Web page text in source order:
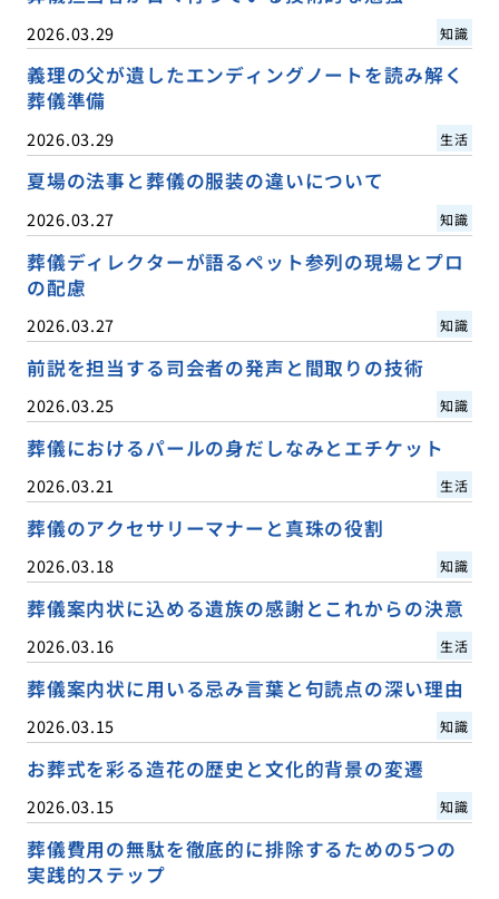
2026.03.29 知識
義理の父が遺したエンディングノートを読み解く
葬儀準備
2026.03.29 生活
夏場の法事と葬儀の服装の違いについて
2026.03.27 知識
葬儀ディレクターが語るペット参列の現場とプロ
の配慮
2026.03.27 知識
前説を担当する司会者の発声と間取りの技術
2026.03.25 知識
葬儀におけるパールの身だしなみとエチケット
2026.03.21 生活
葬儀のアクセサリーマナーと真珠の役割
2026.03.18 知識
葬儀案内状に込める遺族の感謝とこれからの決意
2026.03.16 生活
葬儀案内状に用いる忌み言葉と句読点の深い理由
2026.03.15 知識
お葬式を彩る造花の歴史と文化的背景の変遷
2026.03.15 知識
葬儀費用の無駄を徹底的に排除するための5つの
実践的ステップ